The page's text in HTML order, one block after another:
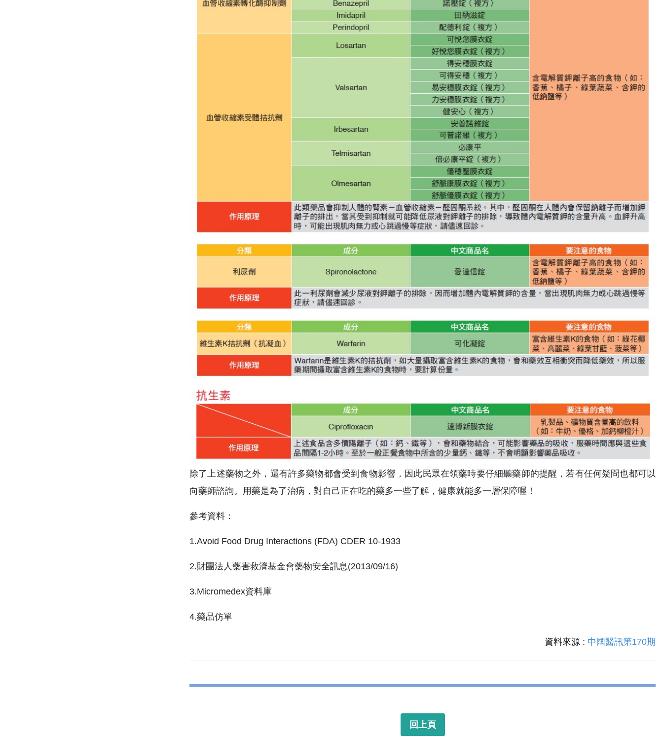
除了上述藥物之外，還有許多藥物都會受到食物影響，因此民眾在領藥時要仔細聽藥師的提醒，若有任何疑問也都可以
向藥師諮詢。用藥是為了治病，對自己正在吃的藥多一些了解，健康就能多一層保障喔！
參考資料：
1.Avoid Food Drug Interactions (FDA) CDER 10-1933
2.財團法人藥害救濟基金會藥物安全訊息(2013/09/16)
3.Micromedex資料庫
4.藥品仿單
資料來源 : 中國醫訊第170期
回上頁